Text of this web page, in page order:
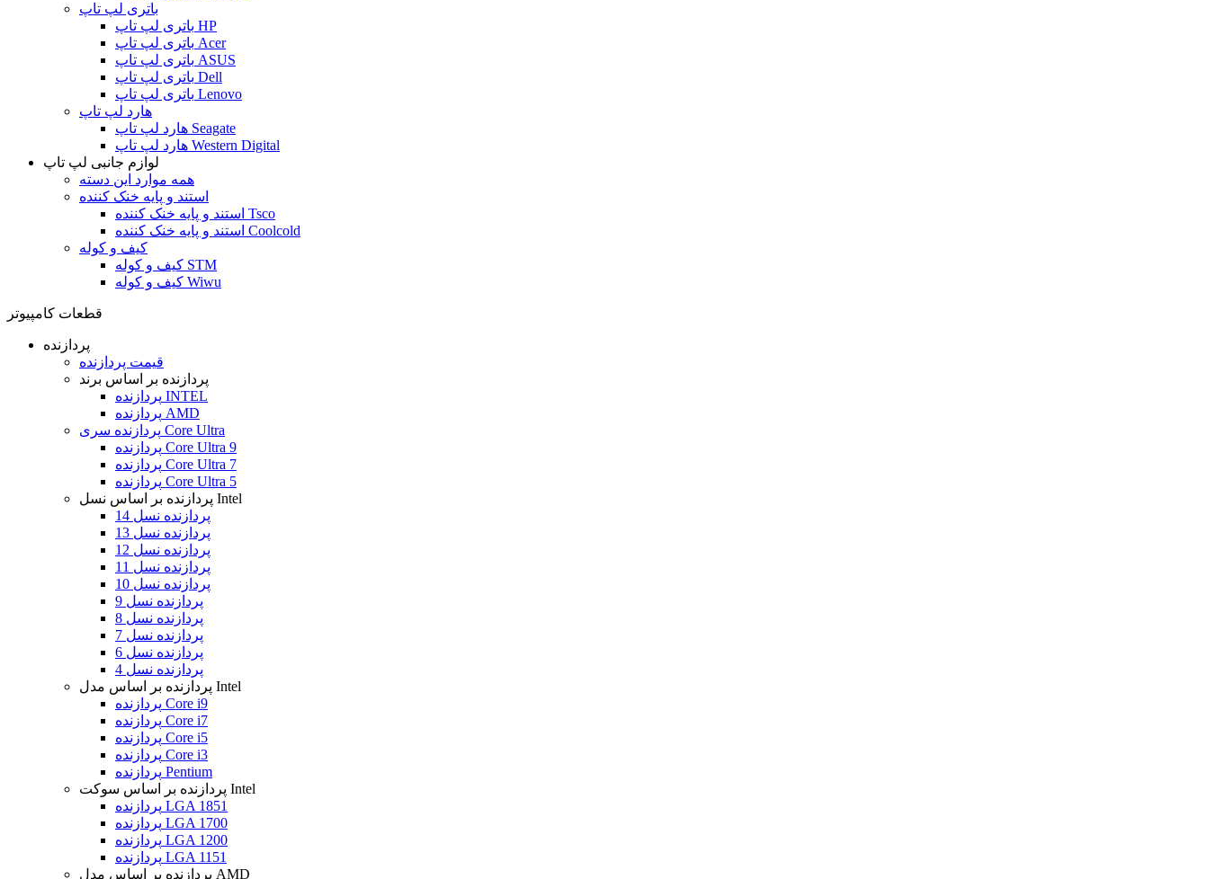
باتری لپ تاپ
باتری لپ تاپ HP
باتری لپ تاپ Acer
باتری لپ تاپ ASUS
باتری لپ تاپ Dell
باتری لپ تاپ Lenovo
هارد لپ تاپ
هارد لپ تاپ Seagate
هارد لپ تاپ Western Digital
لوازم جانبی لپ تاپ
همه موارد این دسته
استند و پایه خنک کننده
استند و پایه خنک کننده Tsco
استند و پایه خنک کننده Coolcold
کیف و کوله
کیف و کوله STM
کیف و کوله Wiwu
قطعات کامپیوتر
پردازنده
قیمت پردازنده
پردازنده بر اساس برند
پردازنده INTEL
پردازنده AMD
پردازنده سری Core Ultra
پردازنده Core Ultra 9
پردازنده Core Ultra 7
پردازنده Core Ultra 5
پردازنده بر اساس نسل Intel
پردازنده نسل 14
پردازنده نسل 13
پردازنده نسل 12
پردازنده نسل 11
پردازنده نسل 10
پردازنده نسل 9
پردازنده نسل 8
پردازنده نسل 7
پردازنده نسل 6
پردازنده نسل 4
پردازنده بر اساس مدل Intel
پردازنده Core i9
پردازنده Core i7
پردازنده Core i5
پردازنده Core i3
پردازنده Pentium
پردازنده بر اساس سوکت Intel
پردازنده LGA 1851
پردازنده LGA 1700
پردازنده LGA 1200
پردازنده LGA 1151
پردازنده بر اساس مدل AMD